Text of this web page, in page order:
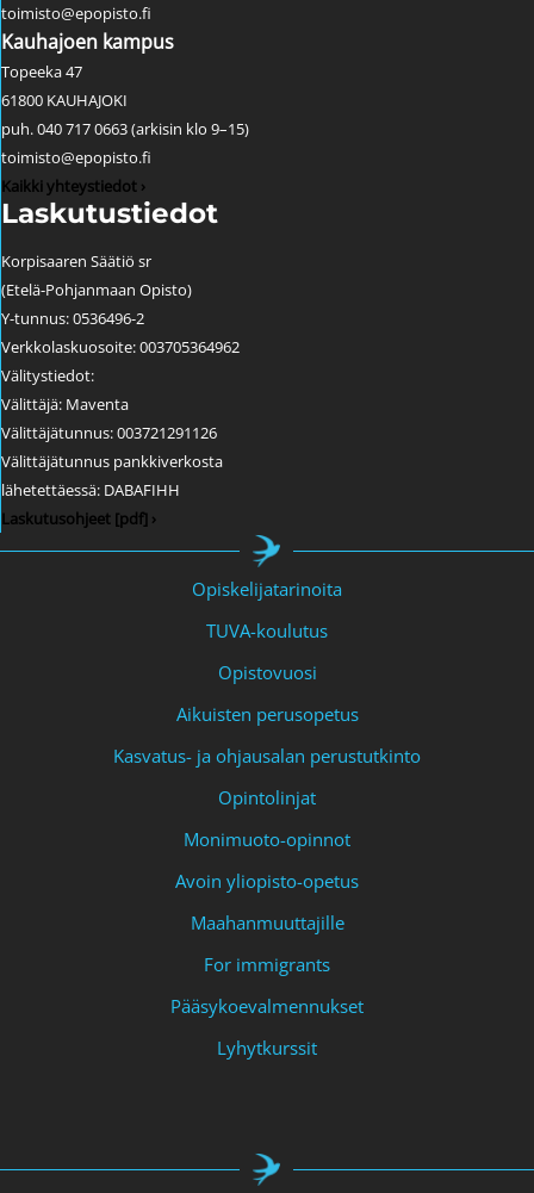
toimisto@epopisto.fi
Kauhajoen kampus
Topeeka 47
61800 KAUHAJOKI
puh. 040 717 0663 (arkisin klo 9–15)
toimisto@epopisto.fi
Kaikki yhteystiedot ›
Laskutustiedot
Korpisaaren Säätiö sr
(Etelä-Pohjanmaan Opisto)
Y-tunnus: 0536496-2
Verkkolaskuosoite: 003705364962
Välitystiedot:
Välittäjä: Maventa
Välittäjätunnus: 003721291126
Välittäjätunnus pankkiverkosta
lähetettäessä: DABAFIHH
Laskutusohjeet [pdf] ›
Opiskelijatarinoita
TUVA-koulutus
Opistovuosi
Aikuisten perusopetus
Kasvatus- ja ohjausalan perustutkinto
Opintolinjat
Monimuoto-opinnot
Avoin yliopisto-opetus
Maahanmuuttajille
For immigrants
Pääsykoevalmennukset
Lyhytkurssit